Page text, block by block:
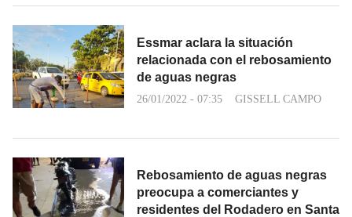
Essmar aclara la situación
relacionada con el rebosamiento
de aguas negras
26/01/2022 - 07:35 GISSELL CAMPO
Rebosamiento de aguas negras
preocupa a comerciantes y
residentes del Rodadero en Santa